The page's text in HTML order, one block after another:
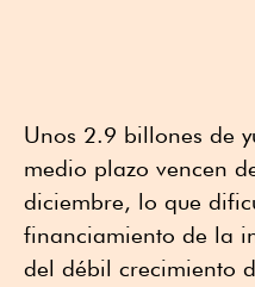
Unos 2.9 billones de
medio plazo vencen
diciembre, lo que
financiamiento de la
del débil crecimiento